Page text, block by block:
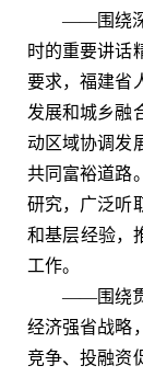
——围绕深入
时的重要讲话
要求，福建省
发展和城乡融
动区域协调发
共同富裕道路
研究，广泛听
和基层经验，
工作。
——围绕贯彻
经济强省战略
竞争、投融资